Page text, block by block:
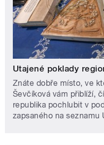
Utajené poklady
Znáte dobře místo, ve
Ševčíková vám přiblíží,
republika pochlubit v
zapsaného na seznamu